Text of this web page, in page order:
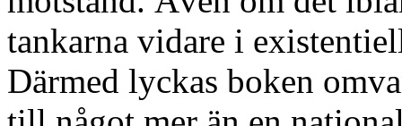
tankarna vidare i
Därmed lyckas boken